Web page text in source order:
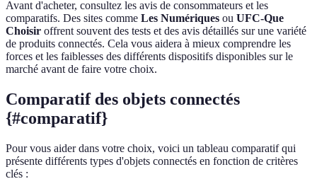
Avant d'acheter, consultez les avis de consommateurs et les
comparatifs. Des sites comme Les Numériques ou UFC-Que
Choisir offrent souvent des tests et des avis détaillés sur une variété
de produits connectés. Cela vous aidera à mieux comprendre les
forces et les faiblesses des différents dispositifs disponibles sur le
marché avant de faire votre choix.
Comparatif des objets connectés
{#comparatif}
Pour vous aider dans votre choix, voici un tableau comparatif qui
présente différents types d'objets connectés en fonction de critères
clés :